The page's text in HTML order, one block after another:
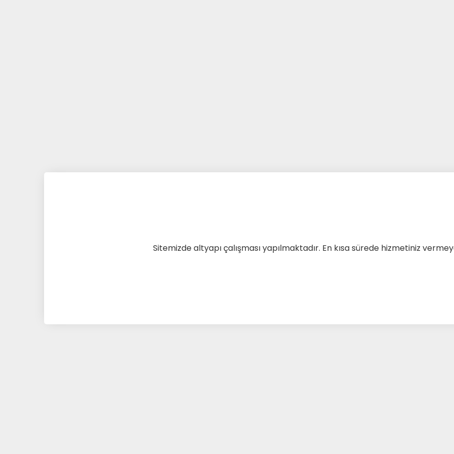
Sitemizde altyapı çalışması yapılmaktadır. En kısa sürede hizmetiniz